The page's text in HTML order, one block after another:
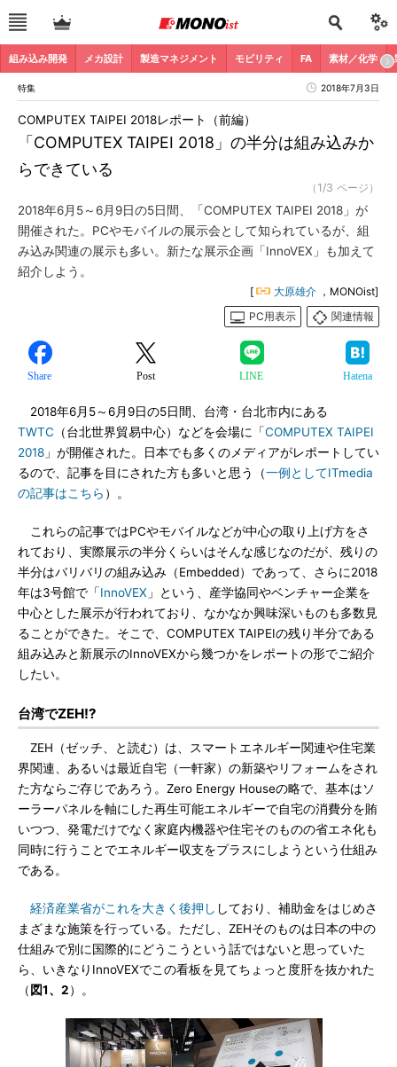
組み込み開発 メカ設計 製造マネジメント モビリティ FA 素材／化学
特集 2018年7月3日
「COMPUTEX TAIPEI 2018」の半分は組み込みか
らできている
COMPUTEX TAIPEI 2018レポート（前編）
（1/3 ページ）
2018年6月5～6月9日の5日間、「COMPUTEX TAIPEI 2018」が
開催された。PCやモバイルの展示会として知られているが、組
み込み関連の展示も多い。新たな展示企画「InnoVEX」も加えて
紹介しよう。
[ 大原雄介 ，MONOist]
PC用表示
関連情報
Share Post LINE Hatena
2018年6月5～6月9日の5日間、台湾・台北市内にある
TWTC （台北世界貿易中心）などを会場に「COMPUTEX TAIPEI
2018 」が開催された。日本でも多くのメディアがレポートしてい
るので、記事を目にされた方も多いと思う（一例としてITmedia
の記事はこちら ）。
これらの記事ではPCやモバイルなどが中心の取り上げ方をさ
れており、実際展示の半分くらいはそんな感じなのだが、残りの
半分はバリバリの組み込み（Embedded）であって、さらに2018
年は3号館で「InnoVEX 」という、産学協同やベンチャー企業を
中心とした展示が行われており、なかなか興味深いものも多数見
ることができた。そこで、COMPUTEX TAIPEIの残り半分である
組み込みと新展示のInnoVEXから幾つかをレポートの形でご紹介
したい。
台湾でZEH!?
ZEH（ゼッチ、と読む）は、スマートエネルギー関連や住宅業
界関連、あるいは最近自宅（一軒家）の新築やリフォームをされ
た方ならご存じであろう。Zero Energy Houseの略で、基本はソ
ーラーパネルを軸にした再生可能エネルギーで自宅の消費分を賄
いつつ、発電だけでなく家庭内機器や住宅そのものの省エネ化も
同時に行うことでエネルギー収支をプラスにしようという仕組み
である。
経済産業省がこれを大きく後押し しており、補助金をはじめさ
まざまな施策を行っている。ただし、ZEHそのものは日本の中の
仕組みで別に国際的にどうこうという話ではないと思っていた
ら、いきなりInnoVEXでこの看板を見てちょっと度肝を抜かれた
（ 図1、2）。